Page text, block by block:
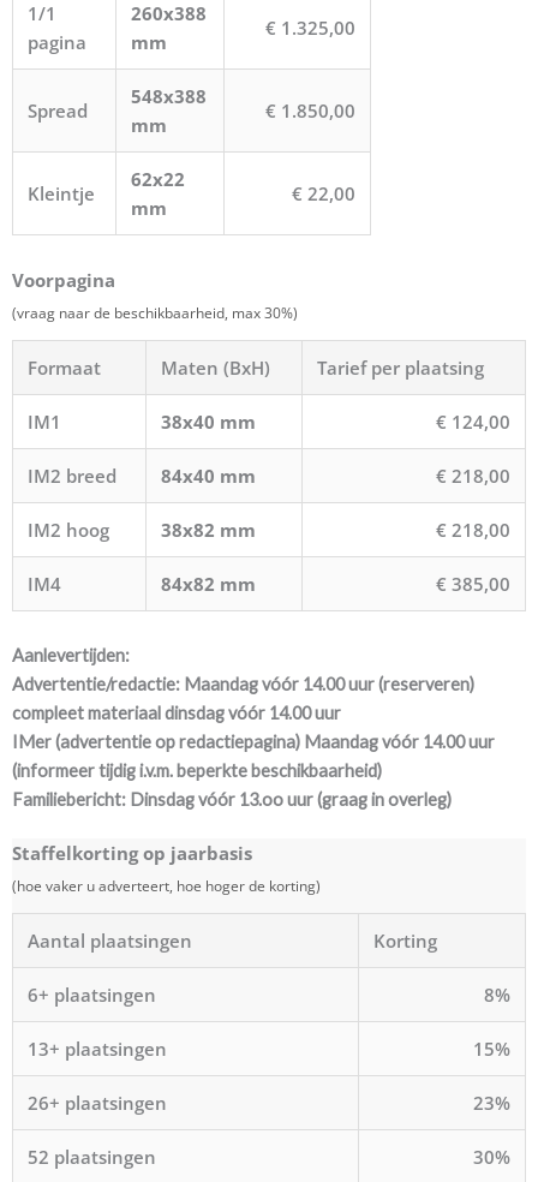
1/1
pagina
260x388
mm
€ 1.325,00
Spread
548x388
mm
€ 1.850,00
Kleintje
62x22
mm
€ 22,00
Voorpagina
(vraag naar de beschikbaarheid, max 30%)
Formaat Maten (BxH) Tarief per plaatsing
IM1 38x40 mm € 124,00
IM2 breed 84x40 mm € 218,00
IM2 hoog 38x82 mm € 218,00
IM4 84x82 mm € 385,00
Aanlevertijden:
Advertentie/redactie: Maandag vóór 14.00 uur (reserveren)
compleet materiaal dinsdag vóór 14.00 uur
IMer (advertentie op redactiepagina) Maandag vóór 14.00 uur
(informeer tijdig i.v.m. beperkte beschikbaarheid)
Familiebericht: Dinsdag vóór 13.oo uur (graag in overleg)
Staffelkorting op jaarbasis
(hoe vaker u adverteert, hoe hoger de korting)
Aantal plaatsingen Korting
6+ plaatsingen 8%
13+ plaatsingen 15%
26+ plaatsingen 23%
52 plaatsingen 30%